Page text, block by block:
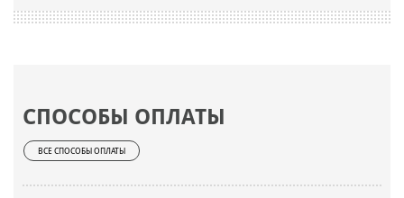
СПОСОБЫ ОПЛАТЫ
ВСЕ СПОСОБЫ ОПЛАТЫ